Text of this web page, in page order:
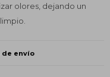
olores, dejando un
de envío